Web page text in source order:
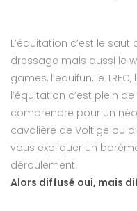
L’équitation c’est le
dressage mais aussi le
games, l’equifun, le
l’équitation c’est plein
comprendre pour un
cavalière de Voltige ou
vous expliquer un
déroulement.
Alors diffusé oui, mais